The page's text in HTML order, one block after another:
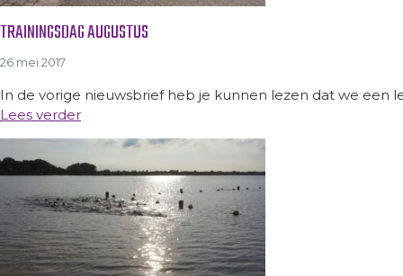
TRAININGSDAG AUGUSTUS
26 mei 2017
In de vorige nieuwsbrief heb je kunnen lezen dat we een
Lees verder